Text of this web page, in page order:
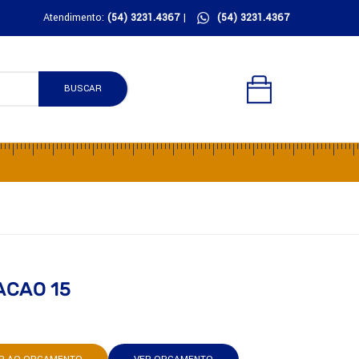
Atendimento: (54) 3231.4367| (54) 3231.4367
BUSCAR
15